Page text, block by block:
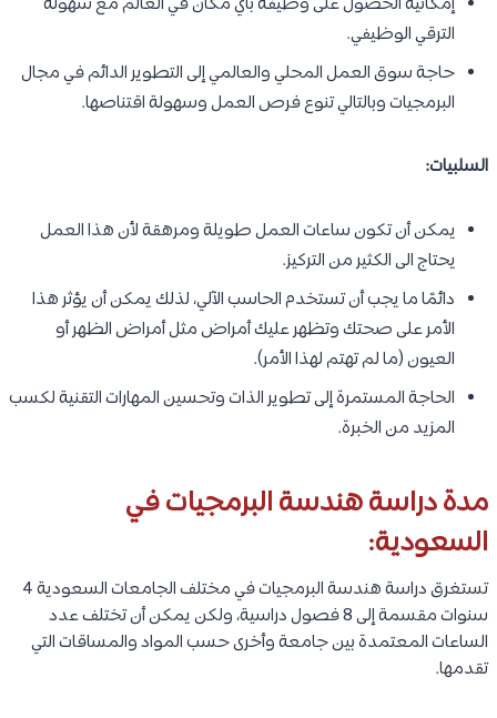
إمكانية الحصول على وظيفة بأي مكان في العالم مع سهولة
الترقي الوظيفي.
حاجة سوق العمل المحلي والعالمي إلى التطوير الدائم في مجال
البرمجيات وبالتالي تنوع فرص العمل وسهولة اقتناصها.
السلبيات:
يمكن أن تكون ساعات العمل طويلة ومرهقة لأن هذا العمل
يحتاج الى الكثير من التركيز.
دائمًا ما يجب أن تستخدم الحاسب الآلي، لذلك يمكن أن يؤثر هذا
الأمر على صحتك وتظهر عليك أمراض مثل أمراض الظهر أو
العيون (ما لم تهتم لهذا الأمر).
الحاجة المستمرة إلى تطوير الذات وتحسين المهارات التقنية لكسب
المزيد من الخبرة.
مدة دراسة هندسة البرمجيات في
السعودية:
تستغرق دراسة هندسة البرمجيات في مختلف الجامعات السعودية 4
سنوات مقسمة إلى 8 فصول دراسية، ولكن يمكن أن تختلف عدد
الساعات المعتمدة بين جامعة وأخرى حسب المواد والمساقات التي
تقدمها.